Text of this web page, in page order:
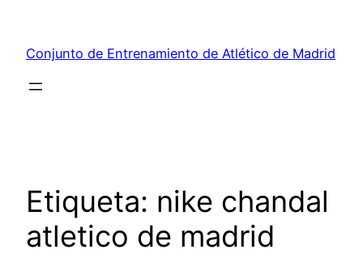
contenido
Conjunto de Entrenamiento de Atlético de Madrid
Etiqueta: nike chandal
atletico de madrid